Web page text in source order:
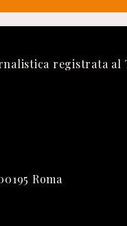
registrata al
Roma